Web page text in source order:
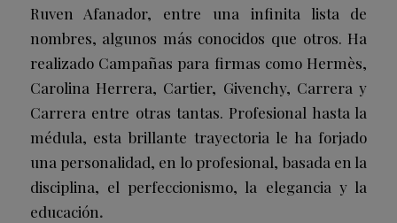
Ruven Afanador, entre una infinita lista de
nombres, algunos más conocidos que otros. Ha
realizado Campañas para firmas como Hermès,
Carolina Herrera, Cartier, Givenchy, Carrera y
Carrera entre otras tantas. Profesional hasta la
médula, esta brillante trayectoria le ha forjado
una personalidad, en lo profesional, basada en la
disciplina, el perfeccionismo, la elegancia y la
educación.